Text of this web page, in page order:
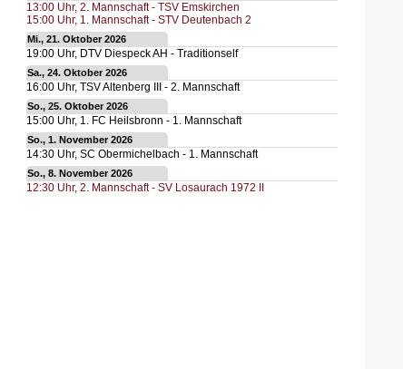
13:00Uhr, 2. Mannschaft - TSV Emskirchen
15:00Uhr, 1. Mannschaft - STV Deutenbach 2
Mi., 21. Oktober 2026
19:00Uhr, DTV Diespeck AH - Traditionself
Sa., 24. Oktober 2026
16:00Uhr, TSV Altenberg III - 2. Mannschaft
So., 25. Oktober 2026
15:00Uhr, 1. FC Heilsbronn - 1. Mannschaft
So., 1. November 2026
14:30Uhr, SC Obermichelbach - 1. Mannschaft
So., 8. November 2026
12:30Uhr, 2. Mannschaft - SV Losaurach 1972 II